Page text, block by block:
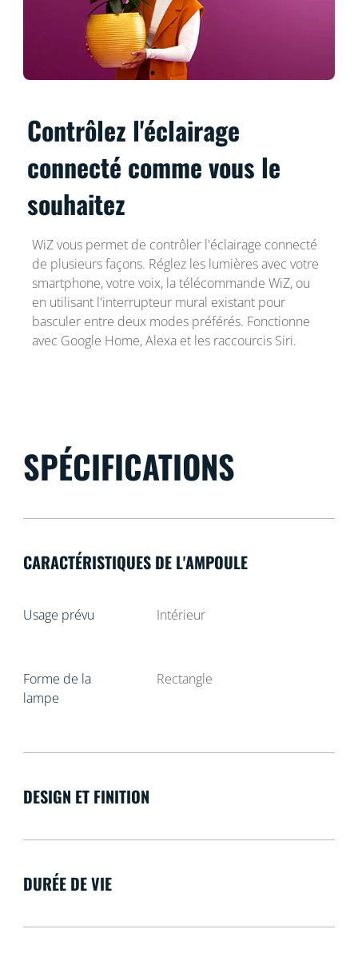
Contrôlez l'éclairage
connecté comme vous le
souhaitez
WiZ vous permet de contrôler l'éclairage connecté
de plusieurs façons. Réglez les lumières avec votre
smartphone, votre voix, la télécommande WiZ, ou
en utilisant l'interrupteur mural existant pour
basculer entre deux modes préférés. Fonctionne
avec Google Home, Alexa et les raccourcis Siri.
SPÉCIFICATIONS
CARACTÉRISTIQUES DE L'AMPOULE
Usage prévu Intérieur
Forme de la
lampe
Rectangle
DESIGN ET FINITION
DURÉE DE VIE